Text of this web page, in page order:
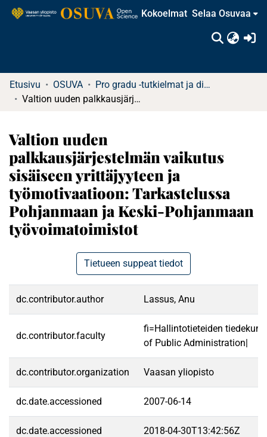
Kokoelmat Selaa Osuvaa
Etusivu OSUVA
Pro gradu -tutkielmat ja diplomityöt
Valtion uuden palkkausjärjestelmän vaikutus sisäiseen yrittäjyyteen ja työmotivaatioon: Tarkastelussa Pohjanmaan ja Keski-Pohjanmaan työvoimatoimistot
Valtion uuden
palkkausjärjestelmän vaikutus
sisäiseen yrittäjyyteen ja
työmotivaatioon: Tarkastelussa
Pohjanmaan ja Keski-Pohjanmaan
työvoimatoimistot
Tietueen suppeat tiedot
dc.contributor.author Lassus, Anu
dc.contributor.faculty
fi=Hallintotieteiden
of Public Administration|
dc.contributor.organization Vaasan yliopisto
dc.date.accessioned 2007-06-14
dc.date.accessioned 2018-04-30T13:42:56Z